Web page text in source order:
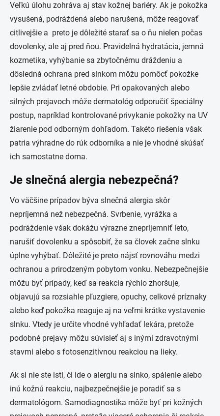
Veľkú úlohu zohráva aj stav kožnej bariéry. Ak je pokožka
vysušená, podráždená alebo narušená, môže reagovať
citlivejšie a preto je dôležité starať sa o ňu nielen počas
dovolenky, ale aj pred ňou. Pravidelná hydratácia, jemná
kozmetika, vyhýbanie sa zbytočnému dráždeniu a
dôsledná ochrana pred slnkom môžu pomôcť pokožke
lepšie zvládať letné obdobie. Pri opakovaných alebo
silných prejavoch môže dermatológ odporučiť špeciálny
postup, napríklad kontrolované privykanie pokožky na UV
žiarenie pod odborným dohľadom. Takéto riešenia však
patria výhradne do rúk odborníka a nie je vhodné skúšať
ich samostatne doma.
Je slnečná alergia nebezpečná?
Vo väčšine prípadov býva slnečná alergia skôr
nepríjemná než nebezpečná. Svrbenie, vyrážka a
podráždenie však dokážu výrazne znepríjemniť leto,
narušiť dovolenku a spôsobiť, že sa človek začne slnku
úplne vyhýbať. Dôležité je preto nájsť rovnováhu medzi
ochranou a prirodzeným pobytom vonku. Nebezpečnejšie
môžu byť prípady, keď sa reakcia rýchlo zhoršuje,
objavujú sa rozsiahle pľuzgiere, opuchy, celkové príznaky
alebo keď pokožka reaguje aj na veľmi krátke vystavenie
slnku. Vtedy je určite vhodné vyhľadať lekára, pretože
podobné prejavy môžu súvisieť aj s inými zdravotnými
stavmi alebo s fotosenzitívnou reakciou na lieky.
Ak si nie ste istí, či ide o alergiu na slnko, spálenie alebo
inú kožnú reakciu, najbezpečnejšie je poradiť sa s
dermatológom. Samodiagnostika môže byť pri kožných